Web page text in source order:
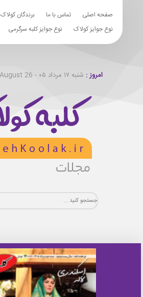
صفحه اصلی تماس با ما برندگان کولاک
نوع جوایز کولاک
نوع جوایز کلبه سرگرمی
امروز : شنبه ۱۷ مرداد ۰۵ - Saturday 8th August 26